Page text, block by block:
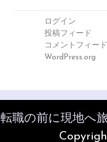
ログイン
投稿フィード
コメントフィード
WordPress.org
転職の前に現地へ